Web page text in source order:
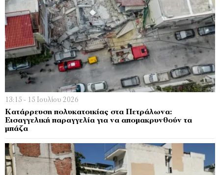
13:15 - 15 Ιουλίου 2026
Κατάρρευση πολυκατοικίας στα Πετράλωνα:
Εισαγγελική παραγγελία για να απομακρυνθούν τα
μπάζα